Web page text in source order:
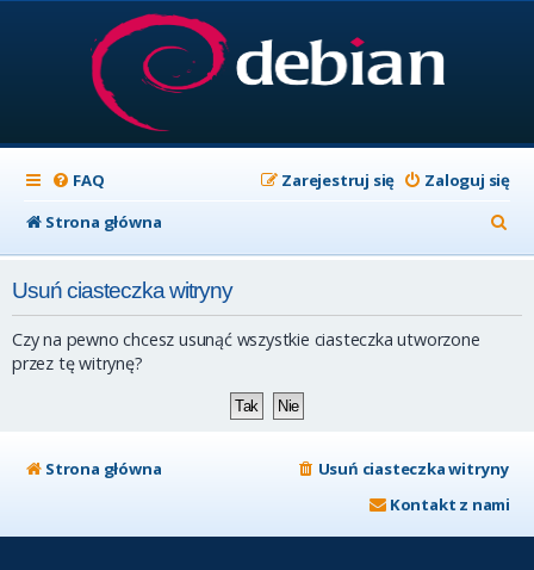
FAQ Zaloguj się
Zarejestruj się
Strona główna
z
Usuń ciasteczka witryny
Czy na pewno chcesz usunąć wszystkie ciasteczka utworzone
przez tę witrynę?
Strona główna
Usuń ciasteczka witryny
Kontakt z nami